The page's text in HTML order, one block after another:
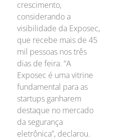
crescimento,
considerando a
visibilidade da Exposec,
que recebe mais de 45
mil pessoas nos três
dias de feira. “A
Exposec é uma vitrine
fundamental para as
startups ganharem
destaque no mercado
da segurança
eletrônica”, declarou.